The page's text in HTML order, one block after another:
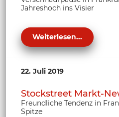
Jahreshoch ins Visier
Weiterlesen...
22. Juli 2019
Stockstreet Markt-
Freundliche Tendenz in
Spitze